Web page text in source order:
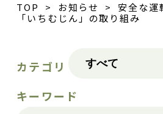
TOP > お知らせ
> 安全な運
「いちむじん」の取り組み
カテゴリ
キーワード